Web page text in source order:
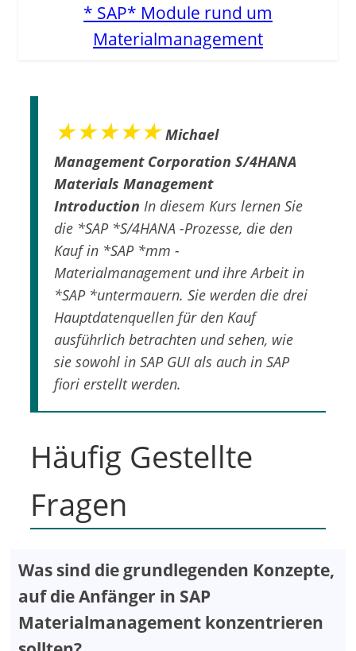
* SAP* Module rund um
Materialmanagement
★★★★★ Michael
Management Corporation S/4HANA
Materials Management
Introduction In diesem Kurs lernen Sie
die *SAP *S/4HANA -Prozesse, die den
Kauf in *SAP *mm -
Materialmanagement und ihre Arbeit in
*SAP *untermauern. Sie werden die drei
Hauptdatenquellen für den Kauf
ausführlich betrachten und sehen, wie
sie sowohl in SAP GUI als auch in SAP
fiori erstellt werden.
Häufig Gestellte
Fragen
Was sind die grundlegenden Konzepte,
auf die Anfänger in SAP
Materialmanagement konzentrieren